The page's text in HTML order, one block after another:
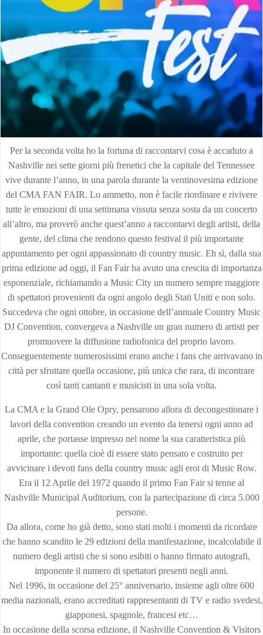
Per la seconda volta ho la fortuna di raccontarvi cosa è accaduto a
Nashville nei sette giorni più frenetici che la capitale del Tennessee
vive durante l’anno, in una parola durante la ventinovesima edizione
del CMA FAN FAIR. Lo ammetto, non è facile riordinare e rivivere
tutte le emozioni di una settimana vissuta senza sosta da un concerto
all’altro, ma proverò anche quest’anno a raccontarvi degli artisti, della
gente, del clima che rendono questo festival il più importante
appuntamento per ogni appassionato di country music. Eh sì, dalla sua
prima edizione ad oggi, il Fan Fair ha avuto una crescita di importanza
esponenziale, richiamando a Music City un numero sempre maggiore
di spettatori provenienti da ogni angolo degli Stati Uniti e non solo.
Succedeva che ogni ottobre, in occasione dell’annuale Country Music
DJ Convention, convergeva a Nashville un gran numero di artisti per
promuovere la diffusione radiofonica del proprio lavoro.
Conseguentemente numerosissimi erano anche i fans che arrivavano in
città per sfruttare quella occasione, più unica che rara, di incontrare
così tanti cantanti e musicisti in una sola volta.
La CMA e la Grand Ole Opry, pensarono allora di decongestionare i
lavori della convention creando un evento da tenersi ogni anno ad
aprile, che portasse impresso nel nome la sua caratteristica più
importante: quella cioè di essere stato pensato e costruito per
avvicinare i devoti fans della country music agli eroi di Music Row.
Era il 12 Aprile del 1972 quando il primo Fan Fair si tenne al
Nashville Municipal Auditorium, con la partecipazione di circa 5.000
persone.
Da allora, come ho già detto, sono stati molti i momenti da ricordare
che hanno scandito le 29 edizioni della manifestazione, incalcolabile il
numero degli artisti che si sono esibiti o hanno firmato autografi,
imponente il numero di spettatori presenti negli anni.
Nel 1996, in occasione del 25° anniversario, insieme agli oltre 600
media nazionali, erano accreditati rappresentanti di TV e radio svedesi,
giapponesi, spagnole, francesi etc…
In occasione della scorsa edizione, il Nashville Conven­tion & Visitors